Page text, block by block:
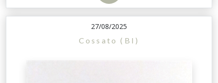
27/08/2025
Cossato (BI)